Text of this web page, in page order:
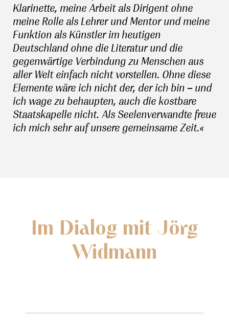
Klarinette, meine Arbeit als Dirigent ohne
meine Rolle als Lehrer und Mentor und meine
Funktion als Künstler im heutigen
Deutschland ohne die Literatur und die
gegenwärtige Verbindung zu Menschen aus
aller Welt einfach nicht vorstellen. Ohne diese
Elemente wäre ich nicht der, der ich bin – und
ich wage zu behaupten, auch die kostbare
Staatskapelle nicht. Als Seelenverwandte freue
ich mich sehr auf unsere gemeinsame Zeit.«
Im Dialog mit Jörg
Widmann